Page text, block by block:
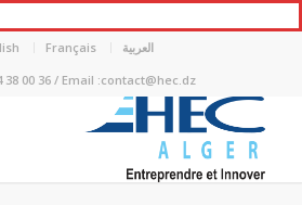
العربية Français
38 00 36 / Email :contact@hec.dz